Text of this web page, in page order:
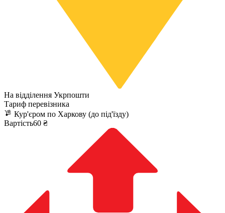
На відділення Укрпошти
Тариф перевізника
Кур'єром по Харкову (до під'їзду)
Вартість60 ₴